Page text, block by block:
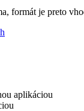
formát je preto
aplikáciou